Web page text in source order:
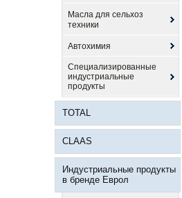
Масла для сельхоз
техники
Автохимия
Специализированные
индустриальные
продукты
TOTAL
CLAAS
Индустриальные продукты
в бренде Еврол